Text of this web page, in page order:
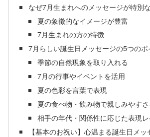
なぜ7月生まれへのメッセージが特別
夏の象徴的なイメージが豊富
7月生まれの方の特徴
7月らしい誕生日メッセージの5つのポ
季節の自然現象を取り入れる
7月の行事やイベントを活用
夏の色彩を言葉で表現
夏の食べ物・飲み物で親しみやす
相手の年代・関係性に応じた表現
【基本のお祝い】心温まる誕生日メ